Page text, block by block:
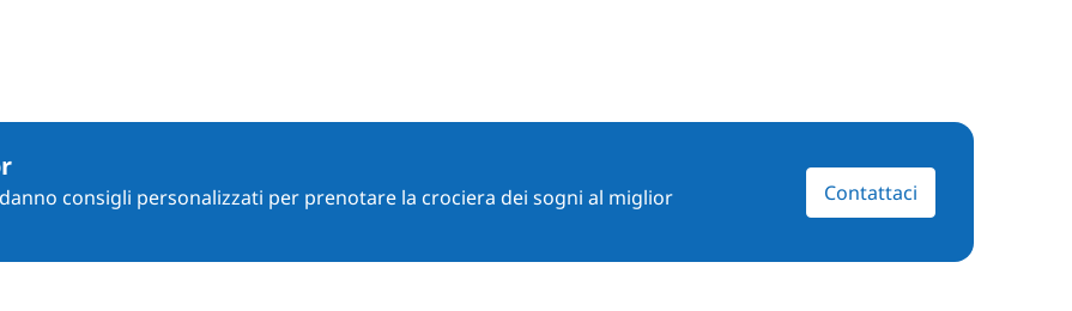
consigli personalizzati per prenotare la crociera dei sogni al miglior
Contattaci